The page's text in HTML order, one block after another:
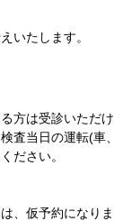
いたします。
方は受診いただ
査当日の運転(車
ださい。
、仮予約になり